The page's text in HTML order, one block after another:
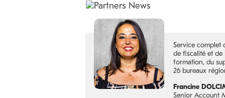
Service complet
de fiscalité et de
formation, du
26 bureaux
Francine
Senior Account